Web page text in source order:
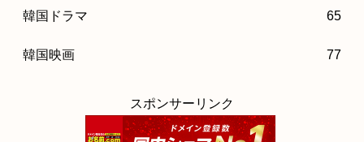
韓国ドラマ 65
韓国映画 77
スポンサーリンク